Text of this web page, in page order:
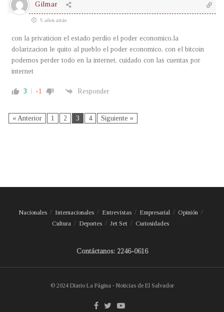
Gilmar
5 años atrás
con la privaticion el estado perdio el poder economico,la
dolarizacion le quito al pueblo el poder economico, con el bitcoin
podemos perder todo en la internet, cuidado con las cuentas por
internet
3 -1 Responder
« Anterior 1 2 3 4 Siguiente »
Nacionales Internacionales Entrevistas Empresarial
Opinión
Cultura
Deportes Jet Set Curiosidades
Contáctanos: 2246-0616
© 2024 Diario La Página - Noticias de El Salvador